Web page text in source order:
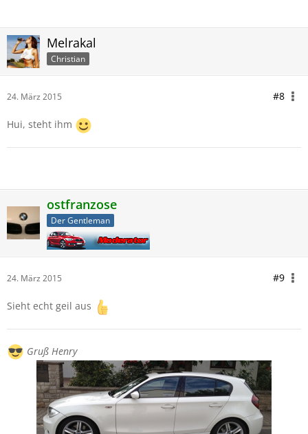
Melrakal
Christian
24. März 2015 #8
Hui, steht ihm
ostfranzose
Der Gentleman
24. März 2015 #9
Sieht echt geil aus
Gruß Henry